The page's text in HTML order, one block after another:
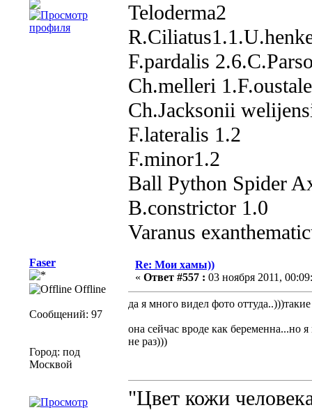
Teloderma2
F.pardalis
Ch.melleri
Ch.Jacksonii
F.lateralis 1.2
F.minor1.2
Ball Python Spider
B.constrictor 1.0
Varanus
Faser
Offline
Сообщений: 97
Город: под
Москвой
Re: Мои хамы))
« Ответ #557 : 03 ноября 2011,
да я много видел фото
она сейчас вроде как беременна...но
не раз)))
"Цвет кожи